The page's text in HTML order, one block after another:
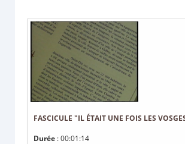
FASCICULE "IL ÉTAIT UNE FOIS LES
Durée : 00:01:14